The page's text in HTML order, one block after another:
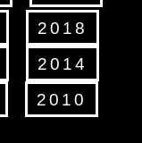
2018
2014
2010